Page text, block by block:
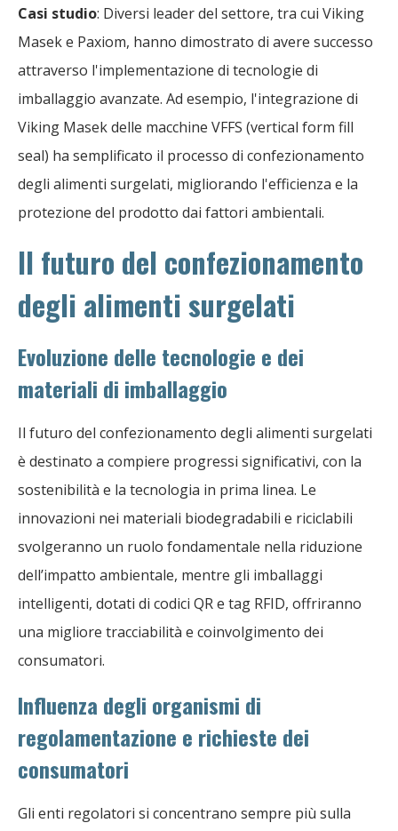
Casi studio: Diversi leader del settore, tra cui Viking
Masek e Paxiom, hanno dimostrato di avere successo
attraverso l'implementazione di tecnologie di
imballaggio avanzate. Ad esempio, l'integrazione di
Viking Masek delle macchine VFFS (vertical form fill
seal) ha semplificato il processo di confezionamento
degli alimenti surgelati, migliorando l'efficienza e la
protezione del prodotto dai fattori ambientali.
Il futuro del confezionamento
degli alimenti surgelati
Evoluzione delle tecnologie e dei
materiali di imballaggio
Il futuro del confezionamento degli alimenti surgelati
è destinato a compiere progressi significativi, con la
sostenibilità e la tecnologia in prima linea. Le
innovazioni nei materiali biodegradabili e riciclabili
svolgeranno un ruolo fondamentale nella riduzione
dell’impatto ambientale, mentre gli imballaggi
intelligenti, dotati di codici QR e tag RFID, offriranno
una migliore tracciabilità e coinvolgimento dei
consumatori.
Influenza degli organismi di
regolamentazione e richieste dei
consumatori
Gli enti regolatori si concentrano sempre più sulla